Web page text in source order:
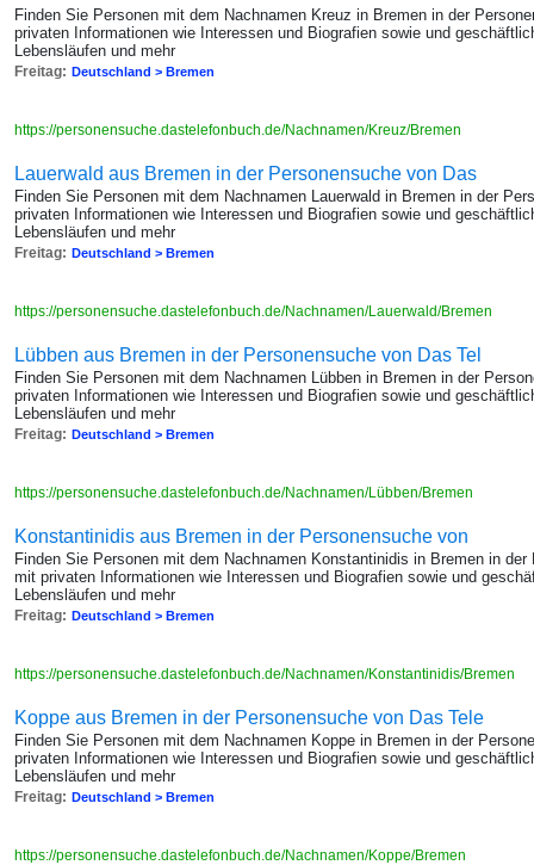
Finden Sie Personen mit dem Nachnamen Kreuz in Bremen in der
privaten Informationen wie Interessen und Biografien sowie und
Lebensläufen und mehr
Freitag: Deutschland > Bremen
https://personensuche.dastelefonbuch.de/Nachnamen/Kreuz/Bremen
Lauerwald aus Bremen in der Personensuche von Das
Finden Sie Personen mit dem Nachnamen Lauerwald in Bremen in der
privaten Informationen wie Interessen und Biografien sowie und
Lebensläufen und mehr
Freitag: Deutschland > Bremen
https://personensuche.dastelefonbuch.de/Nachnamen/Lauerwald/Bremen
Lübben aus Bremen in der Personensuche von Das Tel
Finden Sie Personen mit dem Nachnamen Lübben in Bremen in der
privaten Informationen wie Interessen und Biografien sowie und
Lebensläufen und mehr
Freitag: Deutschland > Bremen
https://personensuche.dastelefonbuch.de/Nachnamen/Lübben/Bremen
Konstantinidis aus Bremen in der Personensuche von
Finden Sie Personen mit dem Nachnamen Konstantinidis in Bremen in
mit privaten Informationen wie Interessen und Biografien sowie und
Lebensläufen und mehr
Freitag: Deutschland > Bremen
https://personensuche.dastelefonbuch.de/Nachnamen/Konstantinidis/Bremen
Koppe aus Bremen in der Personensuche von Das Tele
Finden Sie Personen mit dem Nachnamen Koppe in Bremen in der
privaten Informationen wie Interessen und Biografien sowie und
Lebensläufen und mehr
Freitag: Deutschland > Bremen
https://personensuche.dastelefonbuch.de/Nachnamen/Koppe/Bremen